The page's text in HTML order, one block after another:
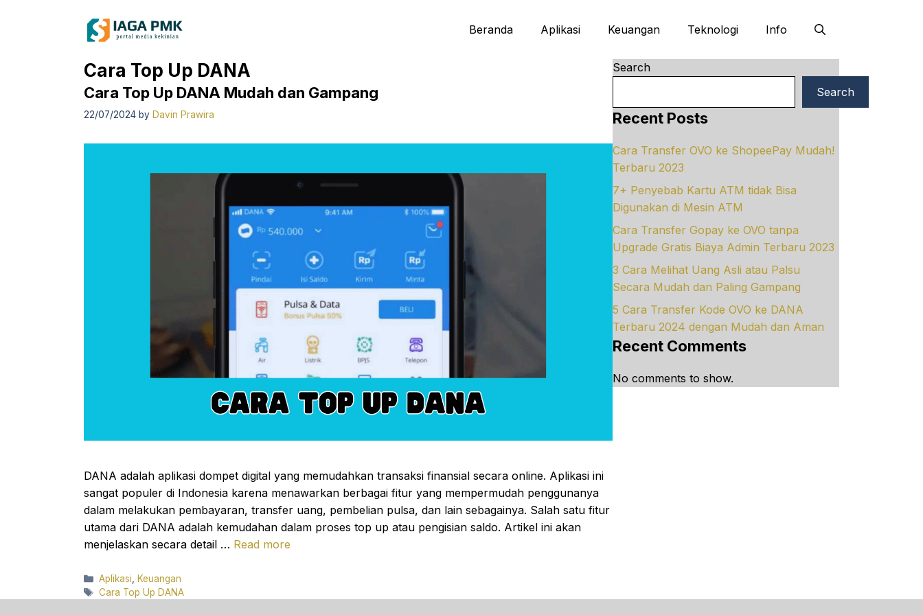
Beranda Aplikasi Keuangan Teknologi Info
Cara Top Up DANA
Cara Top Up DANA Mudah dan Gampang
22/07/2024 by Davin Prawira
DANA adalah aplikasi dompet digital yang memudahkan transaksi finansial secara online. Aplikasi ini
sangat populer di Indonesia karena menawarkan berbagai fitur yang mempermudah penggunanya
dalam melakukan pembayaran, transfer uang, pembelian pulsa, dan lain sebagainya. Salah satu fitur
utama dari DANA adalah kemudahan dalam proses top up atau pengisian saldo. Artikel ini akan
menjelaskan secara detail … Read more
Categories
Aplikasi
Keuangan
Tags
Cara Top Up DANA
Search
Search
Recent Posts
Cara Transfer OVO ke ShopeePay Mudah!
Terbaru 2023
7+ Penyebab Kartu ATM tidak Bisa
Digunakan di Mesin ATM
Cara Transfer Gopay ke OVO tanpa
Upgrade Gratis Biaya Admin Terbaru 2023
3 Cara Melihat Uang Asli atau Palsu
Secara Mudah dan Paling Gampang
5 Cara Transfer Kode OVO ke DANA
Terbaru 2024 dengan Mudah dan Aman
Recent Comments
No comments to show.